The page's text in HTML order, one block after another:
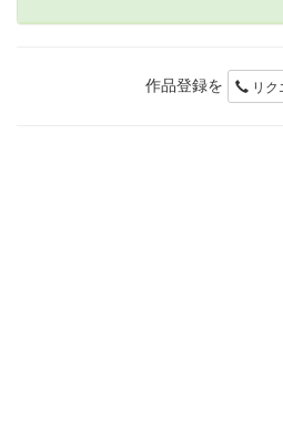
作品登録を リク